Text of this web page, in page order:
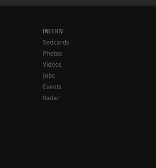
INTERN
Sedcards
Photos
Videos
Jobs
Events
Radar